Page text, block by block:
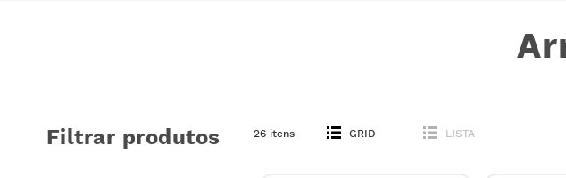
Filtrar produtos 26 itens GRID LISTA